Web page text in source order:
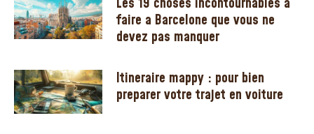
faire a Barcelone que vous ne
devez pas manquer
Itineraire mappy : pour bien
preparer votre trajet en voiture